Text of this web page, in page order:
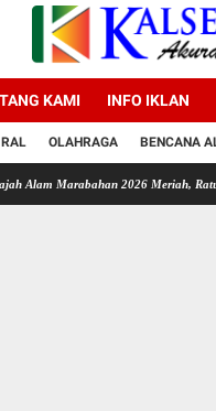
KAMI INFO IKLAN
OLAHRAGA BENCANA
2026 Meriah, Ratusan Rider